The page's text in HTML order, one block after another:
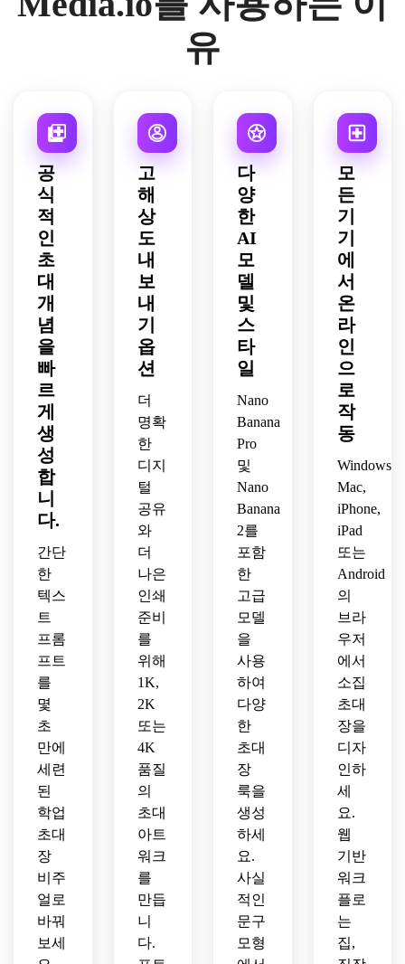
럭셔
위기.
초대
요.
미묘
문구
질감,
조명,
우아
하고
광택
있고
인쇄
친화
적인
따뜻
한 축
하 분
위기
가 느
껴지
는 개
봉식
을 위
해.
미엄
변 조
명,
인물
카드
각진
같은
러운
을 강
조하
분위
어드
단에
서 영
감을
받은
질감,
따뜻
한 빛
나는
조명,
문화
적 우
아함
과 세
련된
초상
화 초
대장
레이
아웃
이 어
진 왕
족스
러운
학문
적 분
위기.
유
공
식
적
인
초
대
개
념
을
빠
르
게
생
성
합
니
다.
간단
한
텍스
트
프롬
프트
를
몇
초
만에
세련
된
학업
초대
장
비주
얼로
바꿔
보세
고
해
상
도
내
보
내
기
옵
션
더
명확
한
디지
털
공유
와
더
나은
인쇄
준비
를
위해
1K,
2K
또는
4K
품질
의
초대
아트
워크
를
만듭
니
다.
다
양
한
AI
모
델
및
스
타
일
Nano
Banana
Pro
및
Nano
Banana
2를
포함
한
고급
모델
을
사용
하여
다양
한
초대
장
룩을
생성
하세
요.
사실
적인
문구
모형
모
든
기
기
에
서
온
라
인
으
로
작
동
Windows,
Mac,
iPhone,
iPad
또는
Android
의
브라
우저
에서
소집
초대
장을
디자
인하
세
요.
웹
기반
워크
플로
는
집,